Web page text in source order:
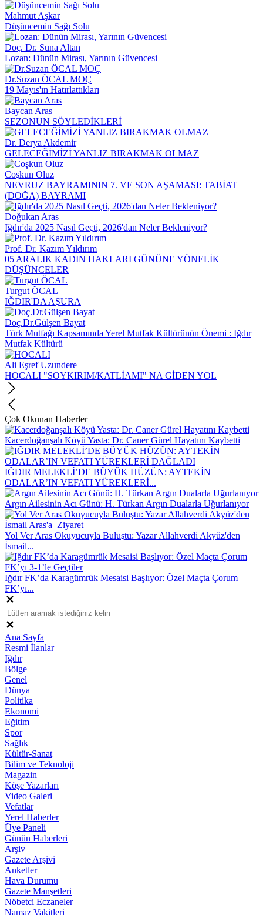
Mahmut Aşkar
Düşüncemin Sağı Solu
Doç. Dr. Suna Altan
Lozan: Dünün Mirası, Yarının Güvencesi
Dr.Suzan ÖCAL MOÇ
19 Mayıs'ın Hatırlattıkları
Baycan Aras
SEZONUN SÖYLEDİKLERİ
Dr. Derya Akdemir
GELECEĞİMİZİ YANLIZ BIRAKMAK OLMAZ
Coşkun Oluz
NEVRUZ BAYRAMININ 7. VE SON AŞAMASI: TABİAT
(DOĞA) BAYRAMI
Doğukan Aras
Iğdır'da 2025 Nasıl Geçti, 2026'dan Neler Bekleniyor?
Prof. Dr. Kazım Yıldırım
05 ARALIK KADIN HAKLARI GÜNÜNE YÖNELİK
DÜŞÜNCELER
Turgut ÖCAL
IĞDIR'DA AŞURA
Doç.Dr.Gülşen Bayat
Türk Mutfağı Kapsamında Yerel Mutfak Kültürünün Önemi : Iğdır
Mutfak Kültürü
Ali Eşref Uzundere
HOCALI "SOYKIRIM/KATLİAMI" NA GİDEN YOL
Çok Okunan Haberler
Kacerdoğanşalı Köyü Yasta: Dr. Caner Gürel Hayatını Kaybetti
IĞDIR MELEKLİ’DE BÜYÜK HÜZÜN: AYTEKİN
ODALAR’IN VEFATI YÜREKLERİ...
Argın Ailesinin Acı Günü: H. Türkan Argın Dualarla Uğurlanıyor
Yol Ver Aras Okuyucuyla Buluştu: Yazar Allahverdi Akyüz'den
İsmail...
Iğdır FK’da Karagümrük Mesaisi Başlıyor: Özel Maçta Çorum
FK’yı...
Ana Sayfa
Resmi İlanlar
Iğdır
Bölge
Genel
Dünya
Politika
Ekonomi
Eğitim
Spor
Sağlık
Kültür-Sanat
Bilim ve Teknoloji
Magazin
Köşe Yazarları
Video Galeri
Vefatlar
Yerel Haberler
Üye Paneli
Günün Haberleri
Arşiv
Gazete Arşivi
Anketler
Hava Durumu
Gazete Manşetleri
Nöbetci Eczaneler
Namaz Vakitleri